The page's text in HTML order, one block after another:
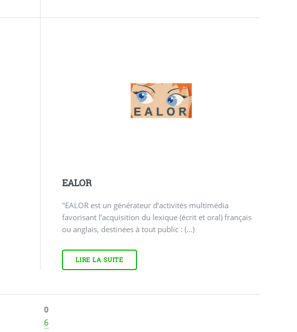
EALOR
"EALOR est un générateur d’activités multimédia
favorisant l’acquisition du lexique (écrit et oral) français
ou anglais, destinées à tout public : (…)
LIRE LA SUITE
0
6